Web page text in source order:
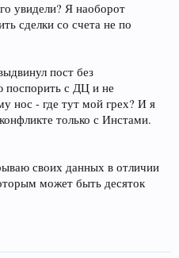
увидели? Я наоборот
сделки со счета не по
пост без
поспорить с ДЦ и не
нос - где тут мой грех? И я
только с Инстами.
своих данных в отличии
может быть десяток